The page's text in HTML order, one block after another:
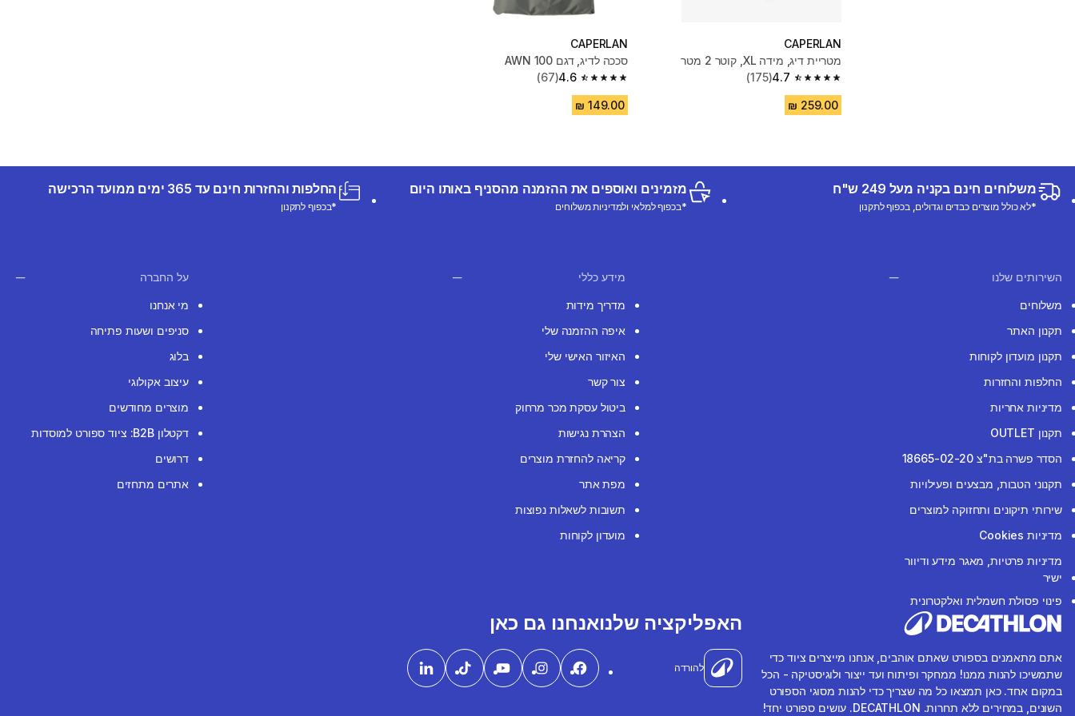
CAPERLAN
מטריית דיג, מידה XL, קוטר 2 מטר
4.7
4.7 out of 5 stars from 175 reviews
(175)
CAPERLAN
סככה לדיג, דגם AWN 100
4.6
4.6 out of 5 stars from 67 reviews
(67)
משלוחים חינם בקניה מעל 249 ש"ח
*לא כולל מוצרים כבדים וגדולים, בכפוף לתקנון
מזמינים ואוספים את ההזמנה מהסניף באותו היום
*בכפוף למלאי ולמדיניות משלוחים
החלפות והחזרות חינם עד 365 ימים ממועד הרכישה
*בכפוף לתקנון
השירותים שלנו
משלוחים
תקנון האתר
תקנון מועדון לקוחות
החלפות והחזרות
מדיניות אחריות
תקנון OUTLET
הסדר פשרה בת"צ 18665-02-20
תקנוני הטבות, מבצעים ופעילויות
שירותי תיקונים ותחזוקה למוצרים
מדיניות Cookies
מדיניות פרטיות, מאגר מידע ודיוור
ישיר
פינוי פסולת חשמלית ואלקטרונית
מידע כללי
מדריך מידות
איפה ההזמנה שלי
האיזור האישי שלי
צור קשר
ביטול עסקת מכר מרחוק
הצהרת נגישות
קריאה להחזרת מוצרים
מפת אתר
תשובות לשאלות נפוצות
מועדון לקוחות
על החברה
מי אנחנו
סניפים ושעות פתיחה
בלוג
עיצוב אקולוגי
מוצרים מחודשים
דקטלון B2B: ציוד ספורט למוסדות
דרושים
אתרים מתחזים
אתם מתאמנים בספורט שאתם אוהבים, אנחנו מייצרים ציוד כדי
שתמשיכו להנות ממנו! ממחקר ופיתוח ועד ייצור ולוגיסטיקה - הכל
במקום אחד. כאן תמצאו כל מה שצריך כדי להנות מסוגי הספורט
השונים, במחירים ללא תחרות. DECATHLON. עושים ספורט יחד!
האפליקציה שלנו
להורדה
אנחנו גם כאן